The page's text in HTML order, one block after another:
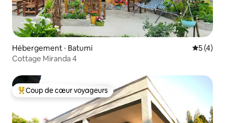
Hébergement ⋅ Batumi
5 (4)
Cottage Miranda 4
Coups de cœur voyageurs les plus appréciés
Coup de cœur voyageurs